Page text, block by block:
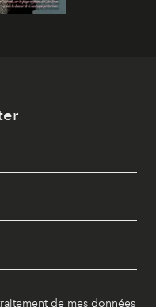
de mes données